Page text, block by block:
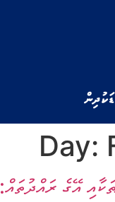
Day:
އޭގެ ރައްދުތައް: 5